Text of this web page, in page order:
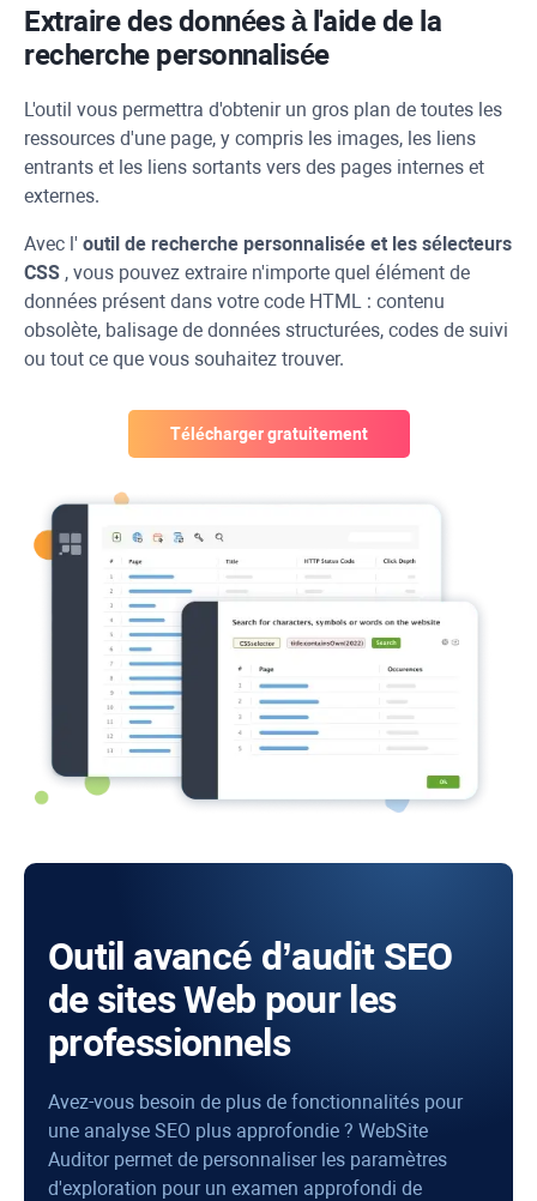
Extraire des données à l'aide de la
recherche personnalisée
L'outil vous permettra d'obtenir un gros plan de toutes les
ressources d'une page, y compris les images, les liens
entrants et les liens sortants vers des pages internes et
externes.
Avec l' outil de recherche personnalisée et les sélecteurs
CSS , vous pouvez extraire n'importe quel élément de
données présent dans votre code HTML : contenu
obsolète, balisage de données structurées, codes de suivi
ou tout ce que vous souhaitez trouver.
Télécharger gratuitement
Outil avancé d’audit SEO
de sites Web pour les
professionnels
Avez-vous besoin de plus de fonctionnalités pour
une analyse SEO plus approfondie ? WebSite
Auditorpermet de personnaliser les paramètres
d'exploration pour un examen approfondi de